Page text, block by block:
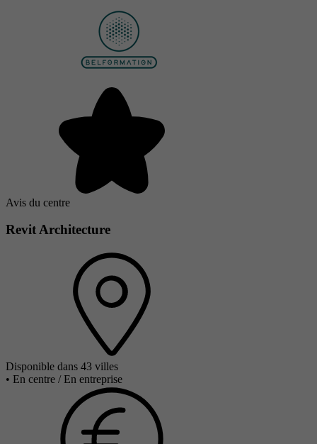
Avis du centre
Revit Architecture
Disponible dans 43 villes
• En centre / En entreprise